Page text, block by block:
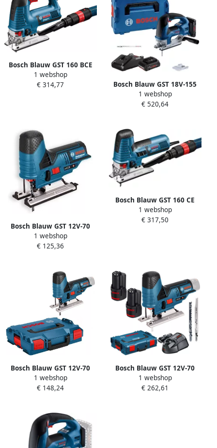
Bosch Blauw GST 160 BCE
decoupeerzaag | 800 Watt
in L-Boxx 0601518000
1 webshop
€ 314,77
Bosch Blauw GST 18V-155
BC Accu Decoupeerzaag |
Excl. accu&apos;s en lader |
1 webshop
€ 520,64
Bosch Blauw GST 12V-70
Accu decoupeerzaag Solo |
zonder accu&apos;s en
1 webshop
€ 125,36
Bosch Blauw GST 160 CE
decoupeerzaag | 800 Watt
in L-Boxx 0601517000
1 webshop
€ 317,50
Bosch Blauw GST 12V-70
Accu decoupeerzaag Solo |
zonder accu&apos;s en
1 webshop
€ 148,24
Bosch Blauw GST 12V-70
Professional Accu
decoupeerzaag | in L-Boxx |
1 webshop
€ 262,61